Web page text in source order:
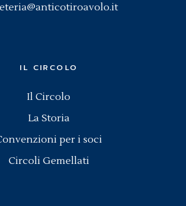
IL CIRCOLO
Il Circolo
La Storia
per i soci
Circoli Gemellati